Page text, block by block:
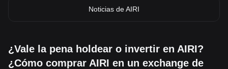
Noticias de AIRI
¿Vale la pena holdear o invertir en AIRI?
¿Cómo comprar AIRI en un exchange de